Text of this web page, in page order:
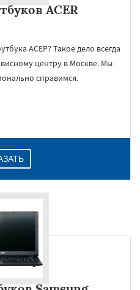
ACER
АСЕР? Такое дело всегда
центру в Москве. Мы
справимся.